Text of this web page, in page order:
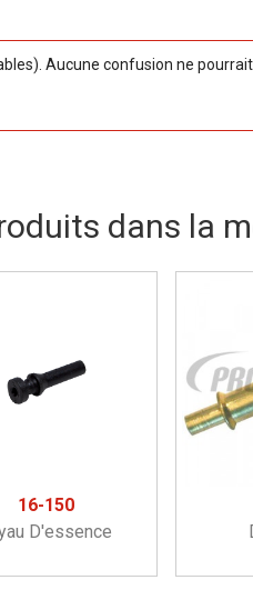
Aucune confusion ne
dans la
16-150
D'essence